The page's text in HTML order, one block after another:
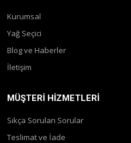
Kurumsal
Yağ Seçici
Blog ve Haberler
İletişim
MÜŞTERI HIZMETLERI
Sıkça Sorulan Sorular
Teslimat ve İade